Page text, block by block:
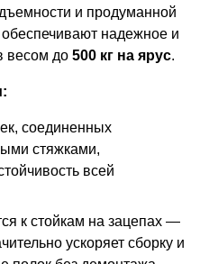
и продуманной
надежное и
весом до 500 кг на ярус.
соединенных
стяжками,
всей
к стойкам на зацепах —
ускоряет сборку и